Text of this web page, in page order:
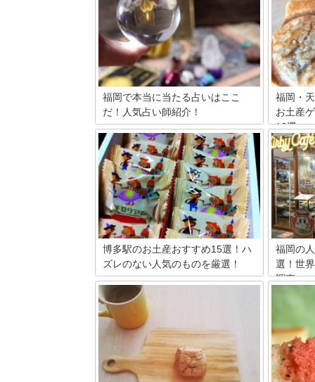
福岡で本当に当たる占いはここ
だ！人気占い師紹介！
みんな占いって好きですよね？悩んだ時
や気になることがある時つい頼りたくな
りますよね！占い師のところへ行ってみ
たことはありますか？実際にあって話し
てズバッと当てられたりするとビックリ
しますよね。でも当たる占い師ってわか
りませんよね？そんな方のためにみんな
の口コミや体験談を調べ、厳選してオス
スメの占い師を紹介します！福岡に行っ
たらこの方達のところへ行ってみてはい
かがでしょうか？
福岡・
お土産
13選
福岡の天
の3つの
活気ある
な最新お
いお土産
新の流行
博多駅のお土産おすすめ15選！ハ
ズレのない人気のものを厳選！
ショッピングに名物の屋台や豚骨ラーメ
ンなど、博多のお土産には魅力がたっぷ
り！ 思いっきり楽しんだ後は、広くてき
れいな博多駅で美味しい博多のお土産探
しをしましょ♡ 博多駅で買えるおいしく
てかわいい博多のお土産をご紹介しま
す！
福岡の
選！世
調査
ンセプト
本記事で
ル系のカ
など様々